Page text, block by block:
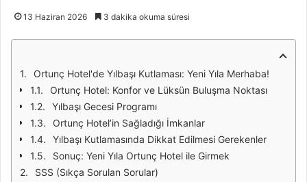
13 Haziran 2026 3 dakika okuma süresi
Ortunç Hotel'de Yılbaşı Kutlaması: Yeni Yıla Merhaba!
Ortunç Hotel: Konfor ve Lüksün Buluşma Noktası
Yılbaşı Gecesi Programı
Ortunç Hotel’in Sağladığı İmkanlar
Yılbaşı Kutlamasında Dikkat Edilmesi Gerekenler
Sonuç: Yeni Yıla Ortunç Hotel ile Girmek
SSS (Sıkça Sorulan Sorular)